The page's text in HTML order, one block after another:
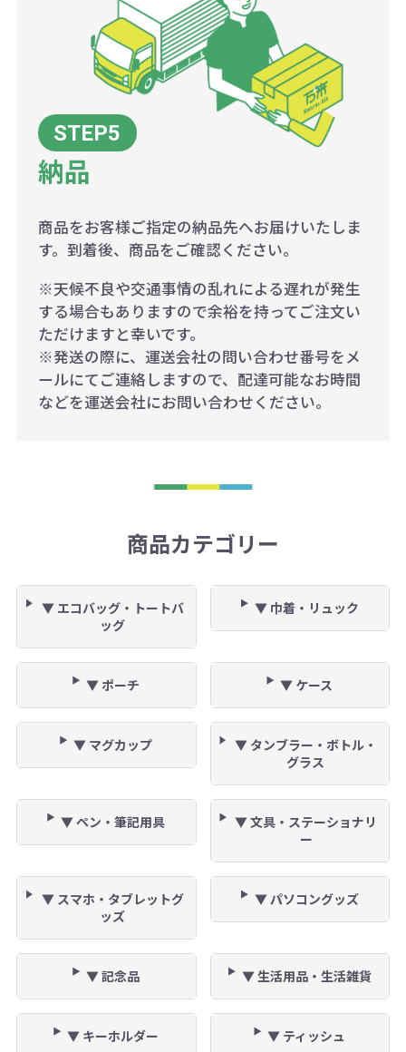
納品
商品をお客様ご指定の納品先へお届けいたしま
す。到着後、商品をご確認ください。
※天候不良や交通事情の乱れによる遅れが発生
する場合もありますので余裕を持ってご注文い
ただけますと幸いです。
※発送の際に、運送会社の問い合わせ番号をメ
ールにてご連絡しますので、配達可能なお時間
などを運送会社にお問い合わせください。
商品カテゴリー
▼ エコバッグ・トートバ
ッグ
▼ 巾着・リュック
▼ ポーチ ▼ ケース
▼ マグカップ
▼ タンブラー・ボトル・
グラス
▼ ペン・筆記用具
▼ 文具・ステーショナリ
ー
▼ スマホ・タブレットグ
ッズ
▼ パソコングッズ
▼ 記念品 ▼ 生活用品・生活雑貨
▼ キーホルダー ▼ ティッシュ